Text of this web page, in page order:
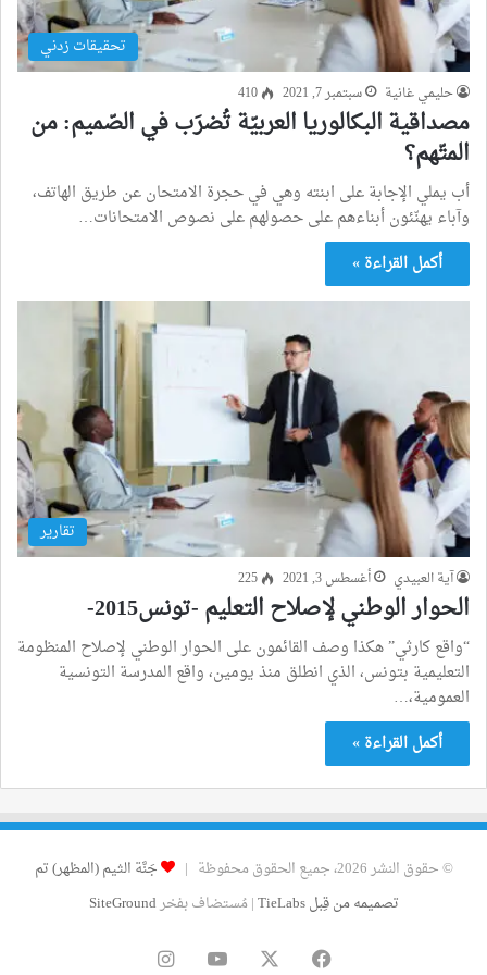
تحقيقات زدني
حليمي غانية سبتمبر 7, 2021 410
مصداقية البكالوريا العربيّة تُضرَب في الصّميم: من
المتّهم؟
أب يملي الإجابة على ابنته وهي في حجرة الامتحان عن طريق الهاتف،
وآباء يهنّئون أبناءهم على حصولهم على نصوص الامتحانات…
أكمل القراءة »
تقارير
آية العبيدي أغسطس 3, 2021 225
الحوار الوطني لإصلاح التعليم -تونس2015-
“واقع كارثي” هكذا وصف القائمون على الحوار الوطني لإصلاح المنظومة
التعليمية بتونس، الذي انطلق منذ يومين، واقع المدرسة التونسية
العمومية،…
أكمل القراءة »
© حقوق النشر 2026، جميع الحقوق محفوظة |
جَنَّة الثيم (المظهر) تم
تصميمه من قِبل TieLabs
| مُستضاف بفخرSiteGround
فيسبوك ‫YouTube